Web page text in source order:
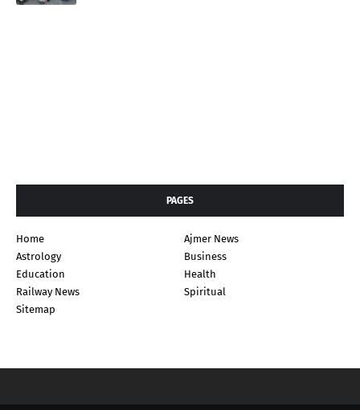
PAGES
Home
Ajmer News
Astrology
Business
Education
Health
Railway News
Spiritual
Sitemap